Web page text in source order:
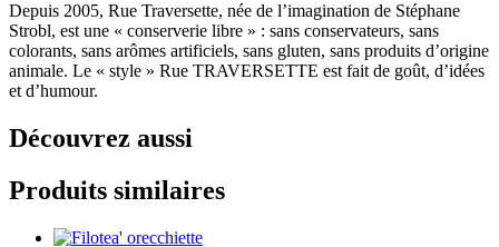
Depuis 2005, Rue Traversette, née de l’imagination de Stéphane
Strobl, est une « conserverie libre » : sans conservateurs, sans
colorants, sans arômes artificiels, sans gluten, sans produits d’origine
animale. Le « style » Rue TRAVERSETTE est fait de goût, d’idées
et d’humour.
Découvrez aussi
Produits similaires